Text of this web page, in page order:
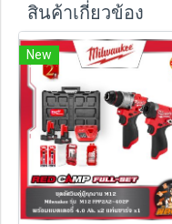
สินค้าเกี่ยวข้อง
New